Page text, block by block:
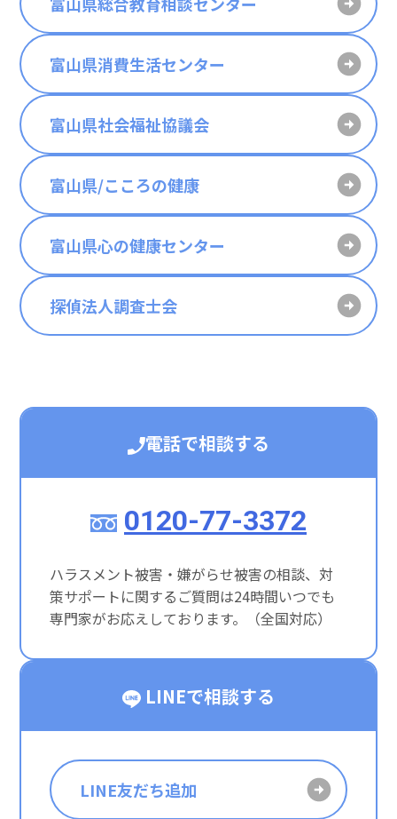
富山県消費生活センター
富山県社会福祉協議会
富山県/こころの健康
富山県心の健康センター
探偵法人調査士会
電話で相談する
0120-77-3372
ハラスメント被害・嫌がらせ被害の相談、対
策サポートに関するご質問は24時間いつでも
専門家がお応えしております。（全国対応）
LINEで相談する
LINE友だち追加